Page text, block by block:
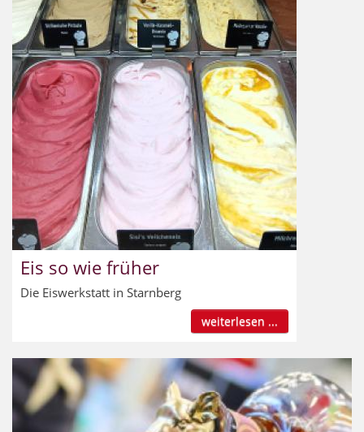
Eis so wie früher
Die Eiswerkstatt in Starnberg
weiterlesen ...